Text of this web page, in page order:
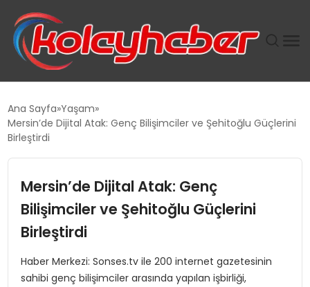
SUWEN’IN İSTIHDAM MODELI EKONOMIDE KADIN
TANYER YAPI ZEMIN MÜHENDISLIĞINDE HEDEF
BÜYÜTTÜ
TOROSLAR’DA PAZAR GERGİNLİĞİ!
Ana Sayfa Yaşam
Mersin’de Dijital Atak: Genç Bilişimciler ve Şehitoğlu Güçlerini
Birleştirdi
Mersin’de Dijital Atak: Genç
Bilişimciler ve Şehitoğlu Güçlerini
Birleştirdi
Haber Merkezi: Sonses.tv ile 200 internet gazetesinin
sahibi genç bilişimciler arasında yapılan işbirliği,